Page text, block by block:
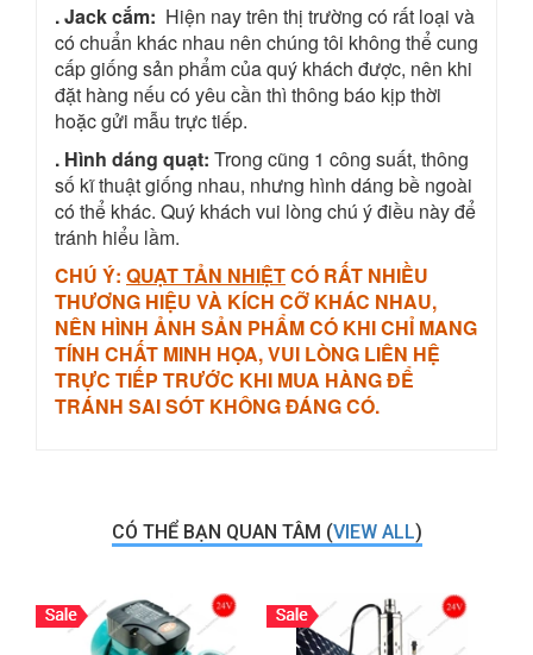
. Jack cắm: Hiện nay trên thị trường có rất loại và
có chuẩn khác nhau nên chúng tôi không thể cung
cấp giống sản phẩm của quý khách được, nên khi
đặt hàng nếu có yêu cần thì thông báo kịp thời
hoặc gửi mẫu trực tiếp.
. Hình dáng quạt: Trong cũng 1 công suất, thông
số kĩ thuật giống nhau, nhưng hình dáng bề ngoài
có thể khác. Quý khách vui lòng chú ý điều này để
tránh hiểu lầm.
CHÚ Ý: QUẠT TẢN NHIỆTCÓ RẤT NHIỀU
THƯƠNG HIỆU VÀ KÍCH CỠ KHÁC NHAU,
NÊN HÌNH ẢNH SẢN PHẨM CÓ KHI CHỈ MANG
TÍNH CHẤT MINH HỌA, VUI LÒNG LIÊN HỆ
TRỰC TIẾP TRƯỚC KHI MUA HÀNG ĐỂ
TRÁNH SAI SÓT KHÔNG ĐÁNG CÓ.
CÓ THỂ BẠN QUAN TÂM (VIEW ALL)